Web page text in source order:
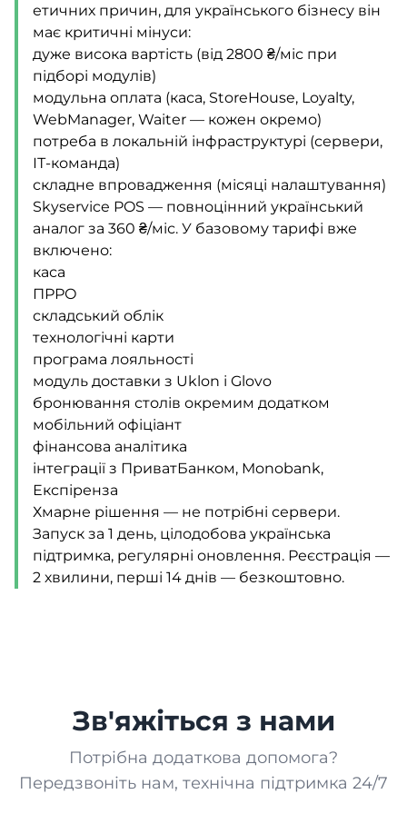
етичних причин, для українського бізнесу він
має критичні мінуси:
дуже висока вартість (від 2800 ₴/міс при
підборі модулів)
модульна оплата (каса, StoreHouse, Loyalty,
WebManager, Waiter — кожен окремо)
потреба в локальній інфраструктурі (сервери,
ІТ-команда)
складне впровадження (місяці налаштування)
Skyservice POS — повноцінний український
аналог за 360 ₴/міс. У базовому тарифі вже
включено:
каса
ПРРО
складський облік
технологічні карти
програма лояльності
модуль доставки з Uklon і Glovo
бронювання столів окремим додатком
мобільний офіціант
фінансова аналітика
інтеграції з ПриватБанком, Monobank,
Експіренза
Хмарне рішення — не потрібні сервери.
Запуск за 1 день, цілодобова українська
підтримка, регулярні оновлення. Реєстрація —
2 хвилини, перші 14 днів — безкоштовно.
Зв'яжіться з нами
Потрібна додаткова допомога?
Передзвоніть нам, технічна підтримка 24/7